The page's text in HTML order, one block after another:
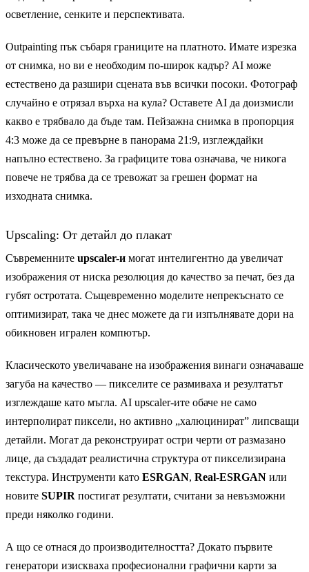
осветление, сенките и перспективата.
Outpainting пък събаря границите на платното. Имате изрезка
от снимка, но ви е необходим по-широк кадър? AI може
естествено да разшири сцената във всички посоки. Фотограф
случайно е отрязал върха на кула? Оставете AI да доизмисли
какво е трябвало да бъде там. Пейзажна снимка в пропорция
4:3 може да се превърне в панорама 21:9, изглеждайки
напълно естествено. За графиците това означава, че никога
повече не трябва да се тревожат за грешен формат на
изходната снимка.
Upscaling: От детайл до плакат
Съвременните upscaler-и могат интелигентно да увеличат
изображения от ниска резолюция до качество за печат, без да
губят остротата. Същевременно моделите непрекъснато се
оптимизират, така че днес можете да ги изпълнявате дори на
обикновен игрален компютър.
Класическото увеличаване на изображения винаги означаваше
загуба на качество — пикселите се размиваха и резултатът
изглеждаше като мъгла. AI upscaler-ите обаче не само
интерполират пиксели, но активно „халюцинират” липсващи
детайли. Могат да реконструират остри черти от размазано
лице, да създадат реалистична структура от пикселизирана
текстура. Инструменти като ESRGAN, Real-ESRGAN или
новите SUPIR постигат резултати, считани за невъзможни
преди няколко години.
А що се отнася до производителността? Докато първите
генератори изискваха професионални графични карти за